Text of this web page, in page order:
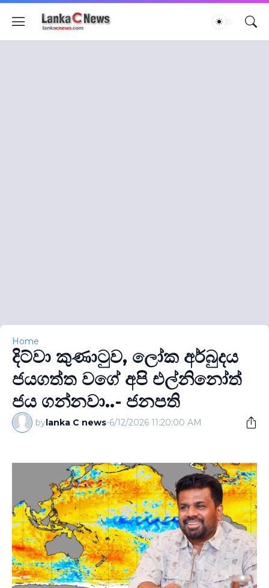
Home
දිට්වා කුණාටුව, ලෝක අර්බුදය
ජයගත්ත වගේ අපි එල්නිනෝත්
ජය ගන්නවා..- ජනපති
bylanka C news-6/12/2026 11:20:00 AM